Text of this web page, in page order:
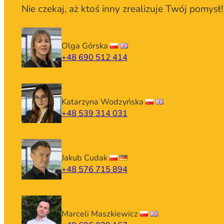
Nie czekaj, aż ktoś inny zrealizuje Twój pomysł!
Olga Górska
+48 690 512 414
Katarzyna Wodzyńska
+48 539 314 031
Jakub Cudak
+48 576 715 894
Marceli Maszkiewicz